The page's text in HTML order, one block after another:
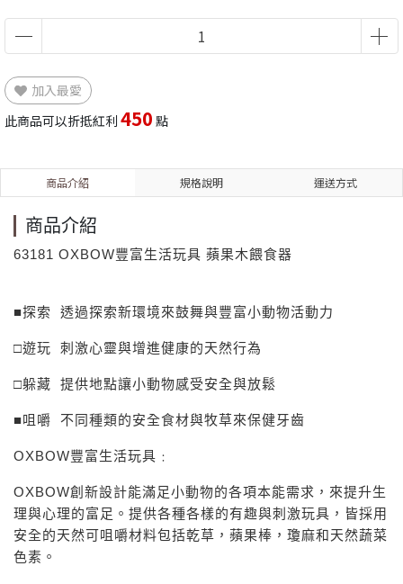
加入最愛
此商品可以折抵紅利 450 點
商品介紹 規格說明 運送方式
商品介紹
63181 OXBOW豐富生活玩具 蘋果木餵食器
■探索 透過探索新環境來鼓舞與豐富小動物活動力
□遊玩 刺激心靈與增進健康的天然行為
□躲藏 提供地點讓小動物感受安全與放鬆
■咀嚼 不同種類的安全食材與牧草來保健牙齒
OXBOW豐富生活玩具﹕
OXBOW創新設計能滿足小動物的各項本能需求，來提升生
理與心理的富足。提供各種各樣的有趣與刺激玩具，皆採用
安全的天然可咀嚼材料包括乾草，蘋果棒，瓊麻和天然蔬菜
色素。